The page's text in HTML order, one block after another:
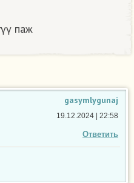
паж
gasymlygunaj
Ответить
19.12.2024 | 22:58